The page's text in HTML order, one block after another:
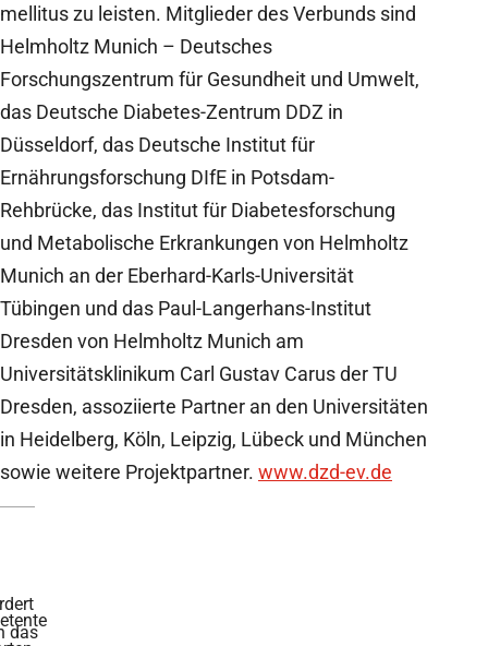
mellitus zu leisten. Mitglieder des Verbunds sind
Helmholtz Munich – Deutsches
Forschungszentrum für Gesundheit und Umwelt,
das Deutsche Diabetes-Zentrum DDZ in
Düsseldorf, das Deutsche Institut für
Ernährungsforschung DIfE in Potsdam-
Rehbrücke, das Institut für Diabetesforschung
und Metabolische Erkrankungen von Helmholtz
Munich an der Eberhard-Karls-Universität
Tübingen und das Paul-Langerhans-Institut
Dresden von Helmholtz Munich am
Universitätsklinikum Carl Gustav Carus der TU
Dresden, assoziierte Partner an den Universitäten
in Heidelberg, Köln, Leipzig, Lübeck und München
sowie weitere Projektpartner. www.dzd-ev.de
das